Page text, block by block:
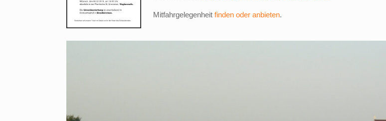
Mitfahrgelegenheit finden oder anbieten.